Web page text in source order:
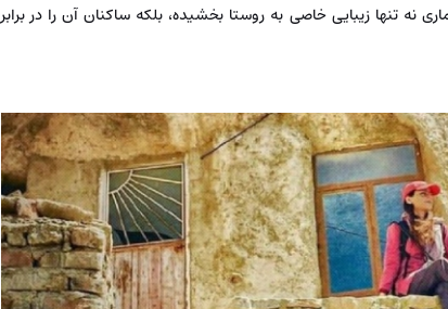
تنها زیبایی خاصی به روستا بخشیده، بلکه ساکنان آن را در برابر